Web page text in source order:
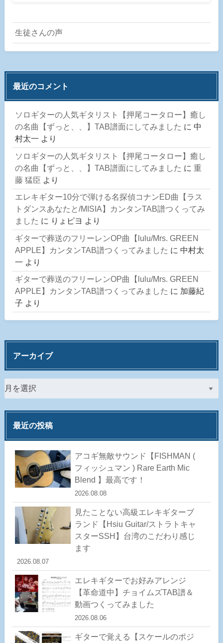
生徒さんの声
最近のコメント
ソロギターの人気ギタリスト【押尾コータロー】癒し
の名曲【ずっと、、】TAB譜面にしてみました に 中
村太一 より
ソロギターの人気ギタリスト【押尾コータロー】癒し
の名曲【ずっと、、】TAB譜面にしてみました に 重
藤 猛臣 より
エレキギター10分で弾ける名探偵コナンED曲【ラス
トダンスあなたと/MISIA】カンタンTAB譜つくってみ
ました に りょピヨ より
ギターで葬送のフリーレンOP曲【lulu/Mrs. GREEN
APPLE】カンタンTAB譜つくってみました に 中村太
一 より
ギターで葬送のフリーレンOP曲【lulu/Mrs. GREEN
APPLE】カンタンTAB譜つくってみました に 加藤紀
子 より
アーカイブ
最近の投稿
アコギ無敵サウンド【FISHMAN (
フィッシュマン ) Rare Earth Mic
Blend 】最高です！
2026.08.08
見たことない高級エレキギターブ
ランド【Hsiu Guitar/ストラトキャ
スターSSH】台湾のこだわり感じ
ます
2026.08.07
エレキギターでお好みアレンジ
【革命道中】チョイムズTAB譜＆
動画つくってみました
2026.08.06
ギターで覚える【スケールのポジ